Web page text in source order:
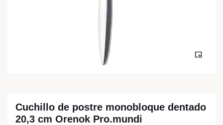
Cuchillo de postre monobloque dentado
20,3 cm Orenok Pro.mundi